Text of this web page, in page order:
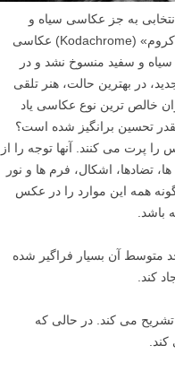
به جز عکاسی سیاه و
سفید نداشتند. سپس در سال ۱۹۳۶، «کوداکروم» (Kodachrome) عکاسی
و سفید منسوخ نشد و در
در بهترین حالت، هنر تلقی
خالص ترین نوع عکاسی یاد
تحسین برانگیز شده است؟
پرت می کنند. آنها توجه را از
تضادها، اشکال، فرم ها و نور
همه این موارد را در عکس
باشد.
متوسط آن بسیار فراگیر شده
کند.
تشریح می کند. در حالی که